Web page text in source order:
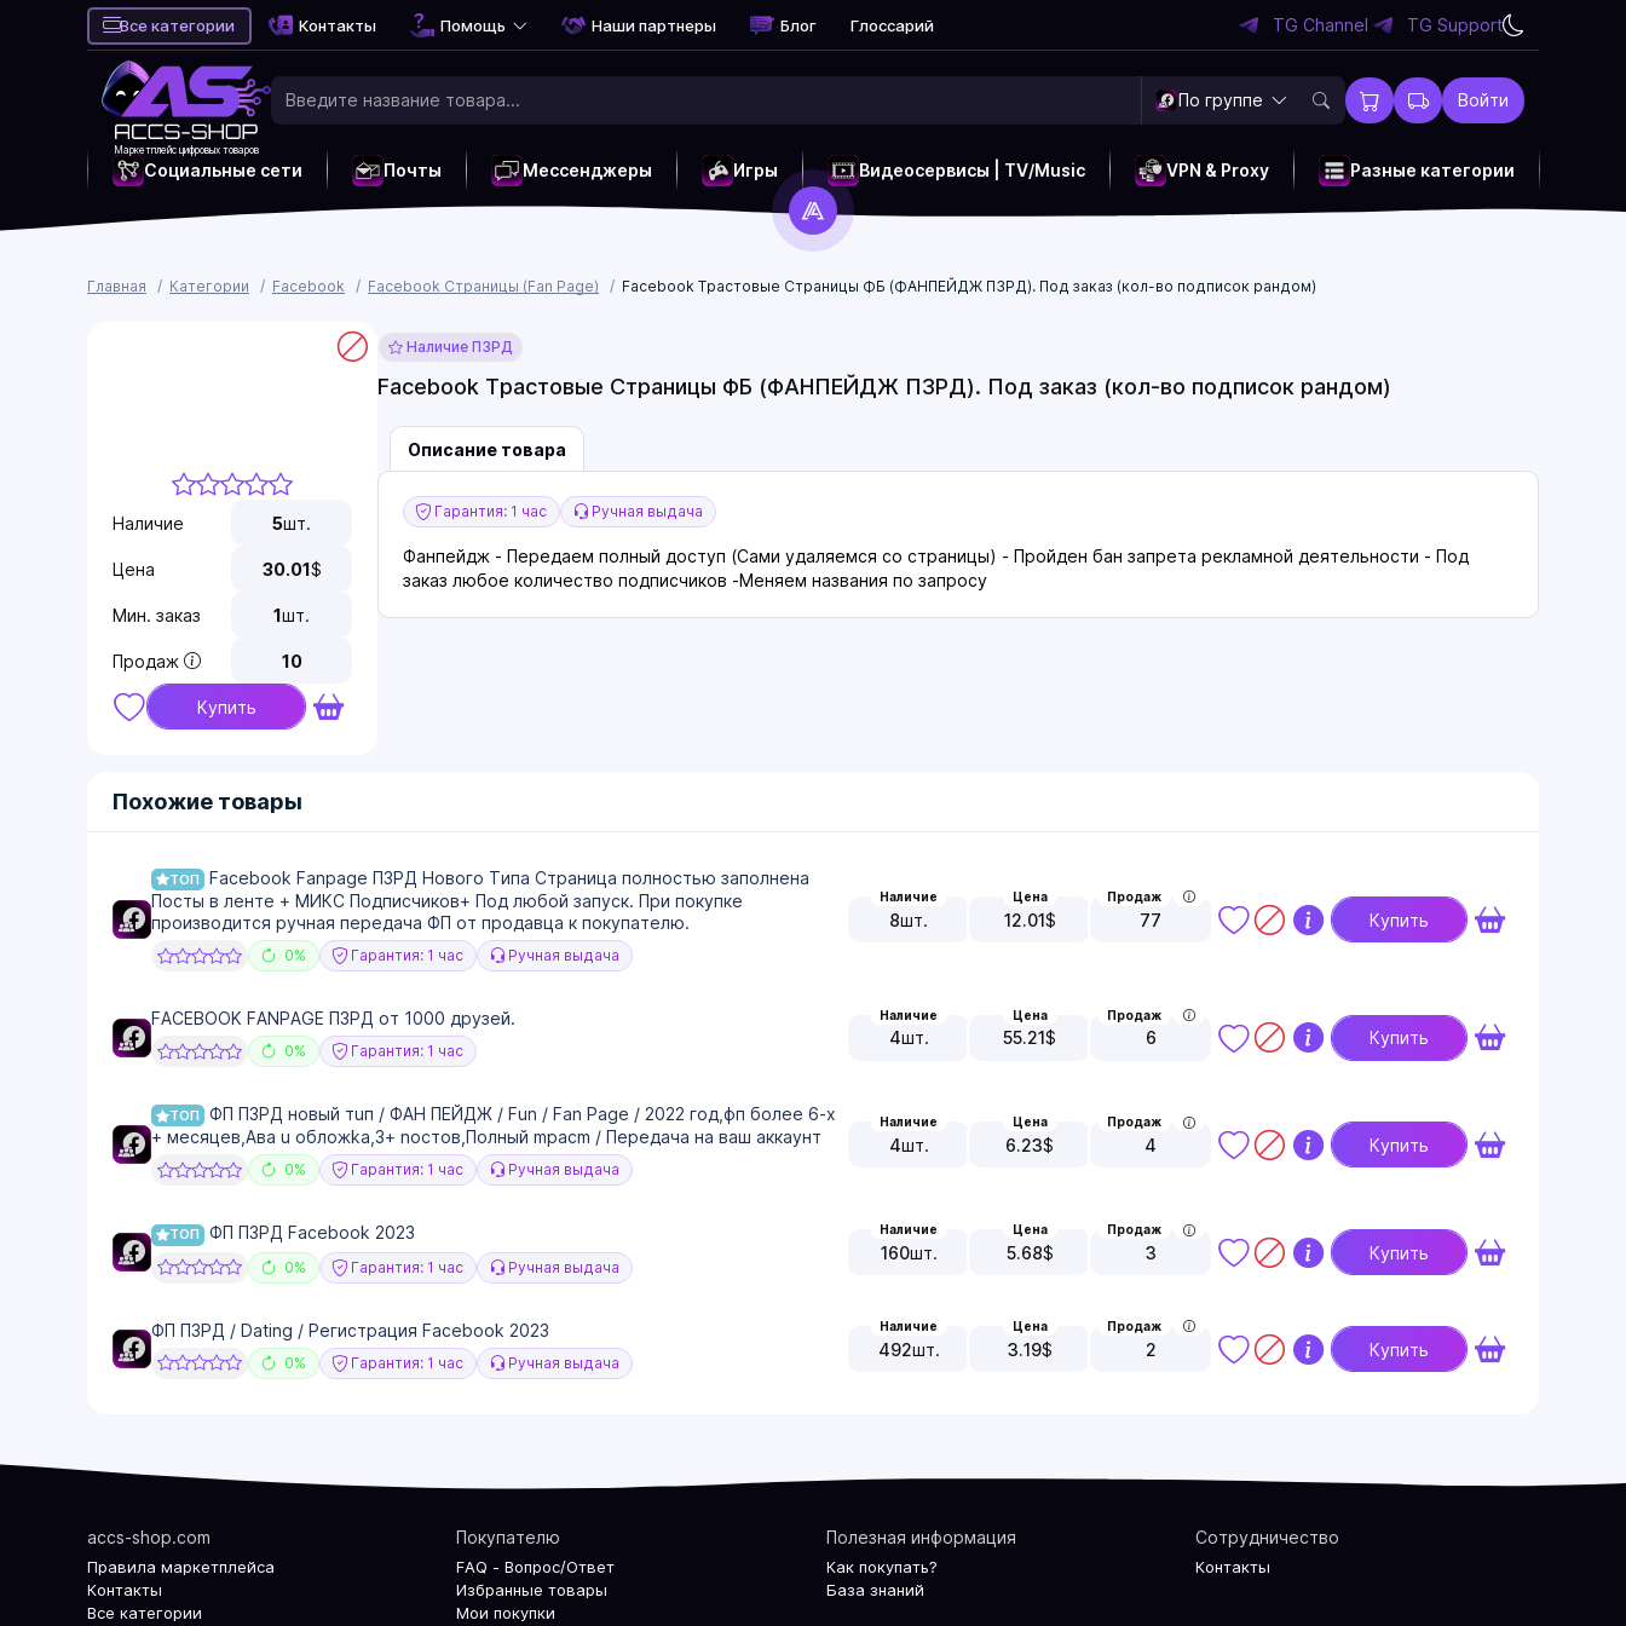
Все категории Контакты Помощь Наши партнеры Блог Глоссарий TG Channel TG Support
Маркетплейс цифровых товаров
По группе Войти
Социальные сети Почты Мессенджеры Игры Видеосервисы | TV/Music VPN & Proxy Разные категории
Главная Категории Facebook Facebook Страницы (Fan Page) Facebook Трастовые Страницы ФБ (ФАНПЕЙДЖ ПЗРД). Под заказ (кол-во подписок рандом)
Наличие 5шт.
Цена 30.01$
Мин. заказ 1шт.
Продаж 10
Купить
Наличие ПЗРД
Facebook Трастовые Страницы ФБ (ФАНПЕЙДЖ ПЗРД). Под заказ (кол-во подписок рандом)
Описание товара
Гарантия: 1 час Ручная выдача
Фанпейдж - Передаем полный доступ (Сами удаляемся со страницы) - Пройден бан запрета рекламной деятельности - Под
заказ любое количество подписчиков -Меняем названия по запросу
Похожие товары
ТОП
Facebook Fanpage ПЗРД Нового Типа Страница полностью заполнена
Посты в ленте + МИКС Подписчиков+ Под любой запуск. При покупке
производится ручная передача ФП от продавца к покупателю.
0% Гарантия: 1 час Ручная выдача
Наличие
8шт.
Цена
12.01$
Продаж
77 Купить
FACEBOOK FANPAGE ПЗРД от 1000 друзей.
0% Гарантия: 1 час
Наличие
4шт.
Цена
55.21$
Продаж
6 Купить
ТОП
ФП ПЗРД нoвый тuп / ФАН ПЕЙДЖ / Fun / Fan Page / 2022 гoд,фп бoлee 6-x
+ мecяцeв,Авa u oбложkа,3+ nоcтoв,Полный mpacm / Передача на ваш аккаунт
0% Гарантия: 1 час Ручная выдача
Наличие
4шт.
Цена
6.23$
Продаж
4 Купить
ТОП ФП ПЗРД Facebook 2023
0% Гарантия: 1 час Ручная выдача
Наличие
160шт.
Цена
5.68$
Продаж
3 Купить
ФП ПЗРД / Dating / Регистрация Facebook 2023
0% Гарантия: 1 час Ручная выдача
Наличие
492шт.
Цена
3.19$
Продаж
2 Купить
accs-shop.com
Правила маркетплейса
Контакты
Все категории
Покупателю
FAQ - Вопрос/Ответ
Избранные товары
Мои покупки
Полезная информация
Как покупать?
База знаний
Сотрудничество
Контакты